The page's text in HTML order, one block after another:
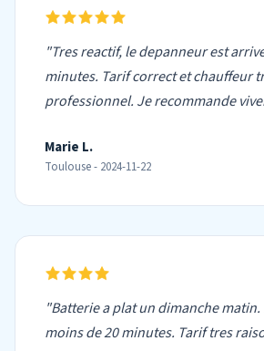
"Tres reactif, le depanneur est
minutes. Tarif correct et chauffeur
professionnel. Je recommande
Marie L.
Toulouse - 2024-11-22
"Batterie a plat un dimanche
moins de 20 minutes. Tarif tres